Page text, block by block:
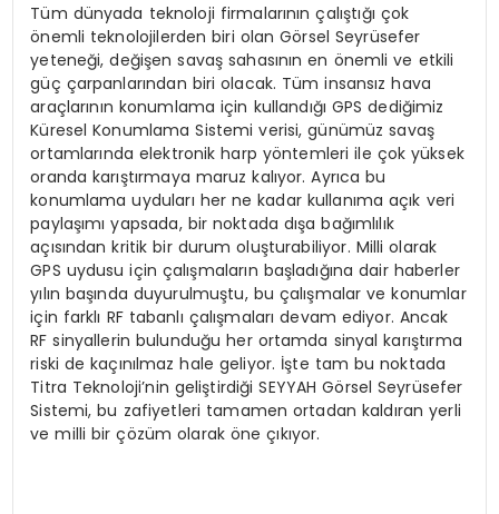
Tüm dünyada teknoloji firmalarının çalıştığı çok
önemli teknolojilerden biri olan Görsel Seyrüsefer
yeteneği, değişen savaş sahasının en önemli ve etkili
güç çarpanlarından biri olacak. Tüm insansız hava
araçlarının konumlama için kullandığı GPS dediğimiz
Küresel Konumlama Sistemi verisi, günümüz savaş
ortamlarında elektronik harp yöntemleri ile çok yüksek
oranda karıştırmaya maruz kalıyor. Ayrıca bu
konumlama uyduları her ne kadar kullanıma açık veri
paylaşımı yapsada, bir noktada dışa bağımlılık
açısından kritik bir durum oluşturabiliyor. Milli olarak
GPS uydusu için çalışmaların başladığına dair haberler
yılın başında duyurulmuştu, bu çalışmalar ve konumlar
için farklı RF tabanlı çalışmaları devam ediyor. Ancak
RF sinyallerin bulunduğu her ortamda sinyal karıştırma
riski de kaçınılmaz hale geliyor. İşte tam bu noktada
Titra Teknoloji’nin geliştirdiği SEYYAH Görsel Seyrüsefer
Sistemi, bu zafiyetleri tamamen ortadan kaldıran yerli
ve milli bir çözüm olarak öne çıkıyor.